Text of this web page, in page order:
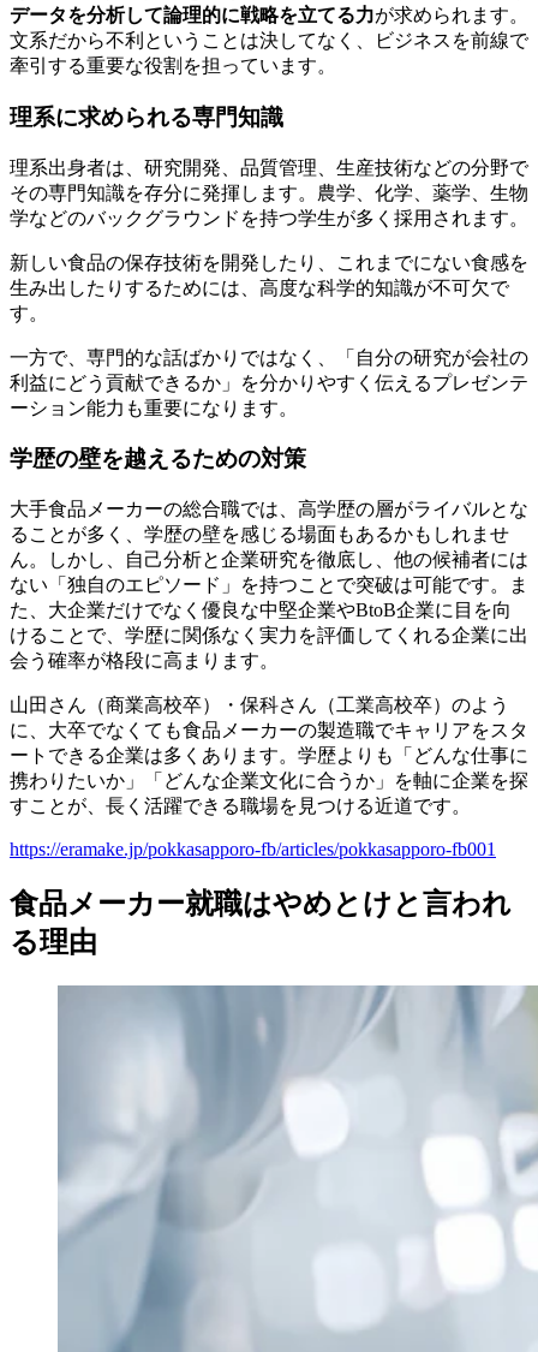
データを分析して論理的に戦略を立てる力が求められます。
文系だから不利ということは決してなく、ビジネスを前線で
牽引する重要な役割を担っています。
理系に求められる専門知識
理系出身者は、研究開発、品質管理、生産技術などの分野で
その専門知識を存分に発揮します。農学、化学、薬学、生物
学などのバックグラウンドを持つ学生が多く採用されます。
新しい食品の保存技術を開発したり、これまでにない食感を
生み出したりするためには、高度な科学的知識が不可欠で
す。
一方で、専門的な話ばかりではなく、「自分の研究が会社の
利益にどう貢献できるか」を分かりやすく伝えるプレゼンテ
ーション能力も重要になります。
学歴の壁を越えるための対策
大手食品メーカーの総合職では、高学歴の層がライバルとな
ることが多く、学歴の壁を感じる場面もあるかもしれませ
ん。しかし、自己分析と企業研究を徹底し、他の候補者には
ない「独自のエピソード」を持つことで突破は可能です。ま
た、大企業だけでなく優良な中堅企業やBtoB企業に目を向
けることで、学歴に関係なく実力を評価してくれる企業に出
会う確率が格段に高まります。
山田さん（商業高校卒）・保科さん（工業高校卒）のよう
に、大卒でなくても食品メーカーの製造職でキャリアをスタ
ートできる企業は多くあります。学歴よりも「どんな仕事に
携わりたいか」「どんな企業文化に合うか」を軸に企業を探
すことが、長く活躍できる職場を見つける近道です。
https://eramake.jp/pokkasapporo-fb/articles/pokkasapporo-fb001
食品メーカー就職はやめとけと言われ
る理由